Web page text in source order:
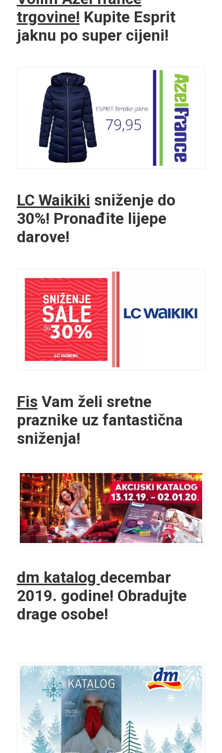
trgovine! Kupite Esprit
jaknu po super cijeni!
LC Waikiki sniženje do
30%! Pronađite lijepe
darove!
Fis Vam želi sretne
praznike uz fantastična
sniženja!
dm katalog decembar
2019. godine! Obradujte
drage osobe!